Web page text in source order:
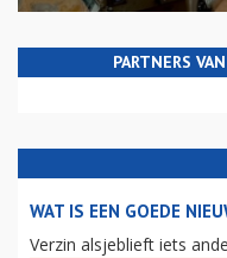
PARTNERS
WAT IS EEN GOEDE
Verzin alsjeblieft iets